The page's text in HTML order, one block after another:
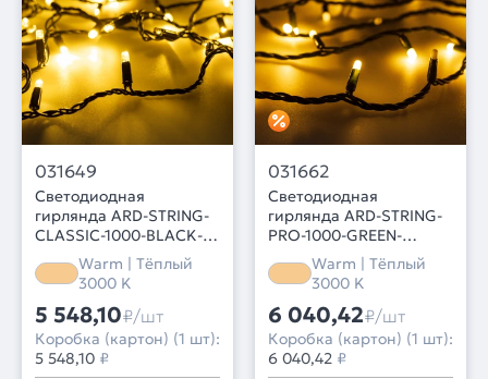
031649
Светодиодная
гирлянда ARD-STRING-
CLASSIC-1000-BLACK-
100LED-PULSE Warm
(230V, 7W) (Ardecoled,
IP65, 1 год)
Warm | Тёплый
3000 K
5 548,10₽/шт
Коробка (картон) (1 шт):
5 548,10 ₽
031662
Светодиодная
гирлянда ARD-STRING-
PRO-1000-GREEN-
100LED-MILK-PULSE
Warm (230V, 7W)
(Ardecoled, IP65, 2 года)
Warm | Тёплый
3000 K
6 040,42₽/шт
Коробка (картон) (1 шт):
6 040,42 ₽